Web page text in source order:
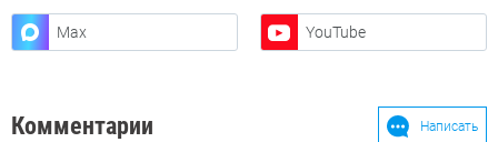
Max YouTube
Комментарии Написать